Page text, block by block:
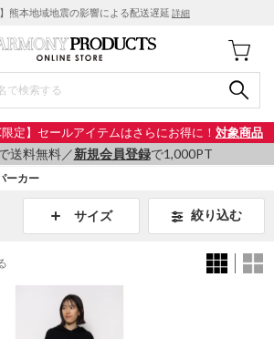
】熊本地域地震の影響による配送遅延 詳細
定】セールアイテムはさらにお得に！ 対象商品
送料無料／新規会員登録で1,000PT
ーカー
サイズ 絞り込む